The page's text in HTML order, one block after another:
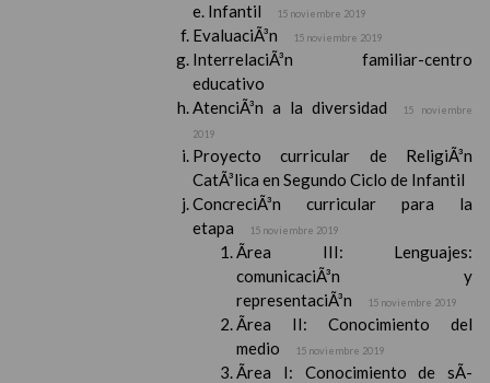
e. Infantil
15 noviembre 2019
EvaluaciÃ³n 15 noviembre 2019
InterrelaciÃ³n familiar-centro
educativo
AtenciÃ³n a la diversidad
15 noviembre
2019
Proyecto curricular de ReligiÃ³n
CatÃ³lica en Segundo Ciclo de Infantil
ConcreciÃ³n curricular para la
etapa
15 noviembre 2019
Ãrea III: Lenguajes:
comunicaciÃ³n y
representaciÃ³n
15 noviembre 2019
Ãrea II: Conocimiento del
medio
15 noviembre 2019
Ãrea I: Conocimiento de sÃ­